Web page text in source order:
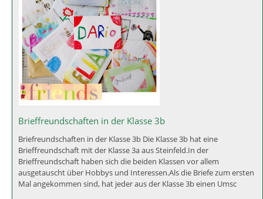
Brieffreundschaften in der Klasse 3b
Briefreundschaften in der Klasse 3b Die Klasse 3b hat eine
Brieffreundschaft mit der Klasse 3a aus Steinfeld.In der
Brieffreundschaft haben sich die beiden Klassen vor allem
ausgetauscht über Hobbys und Interessen.Als die Briefe zum ersten
Mal angekommen sind, hat jeder aus der Klasse 3b einen Umsc